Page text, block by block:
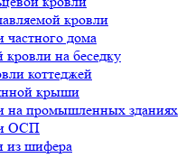
кровли
дома
на беседку
коттеджей
крыши
на промышленных зданиях
ОСП
шифера